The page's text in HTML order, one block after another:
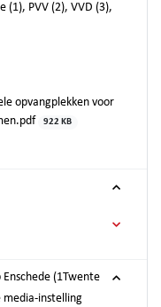
(1), PVV (2), VVD (3),
opvangplekken voor
922 KB
(1Twente
media-instelling